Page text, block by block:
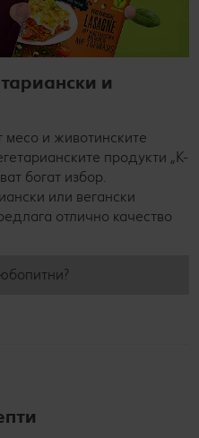
и
месо и животинските
продукти „K-
богат избор.
или вегански
отлично качество